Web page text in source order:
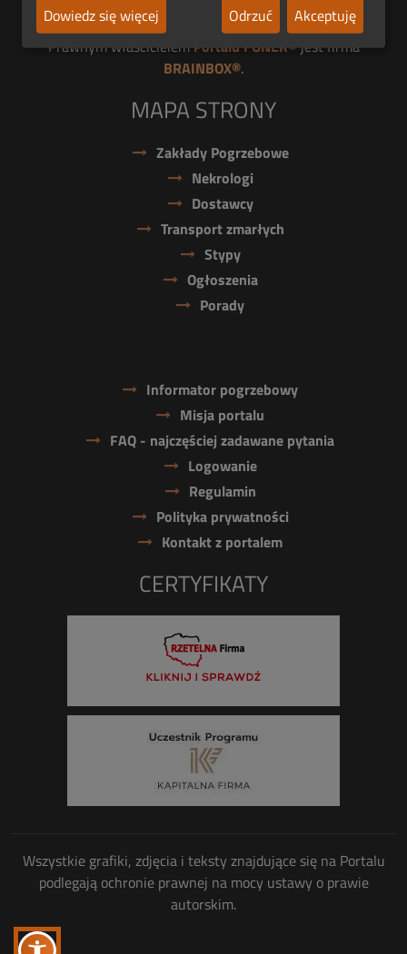
Prawnym właścicielemPortalu FUNER®jest firma
BRAINBOX®.
MAPA STRONY
Zakłady Pogrzebowe
Nekrologi
Dostawcy
Transport zmarłych
Stypy
Ogłoszenia
Porady
Informator pogrzebowy
Misja portalu
FAQ - najczęściej zadawane pytania
Logowanie
Regulamin
Polityka prywatności
Kontakt z portalem
CERTYFIKATY
Wszystkie grafiki, zdjęcia i teksty znajdujące się na Portalu
podlegają ochronie prawnej na mocy ustawy o prawie
autorskim.
Dowiedz się więcej
Odrzuć Akceptuję